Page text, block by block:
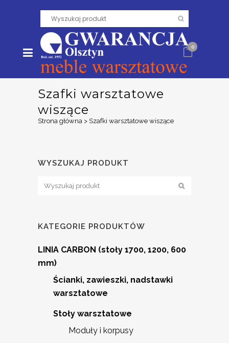
0
Szafki warsztatowe
wiszące
Strona główna > Szafki warsztatowe wiszące
WYSZUKAJ PRODUKT
KATEGORIE PRODUKTÓW
LINIA CARBON (stoły 1700, 1200, 600
mm)
Ścianki, zawieszki, nadstawki
warsztatowe
Stoły warsztatowe
Moduły i korpusy